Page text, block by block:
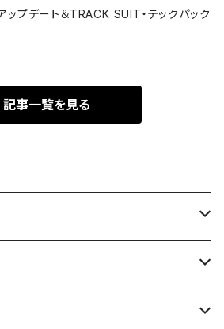
ップデート＆TRACK SUIT・テックパック
記事一覧を見る